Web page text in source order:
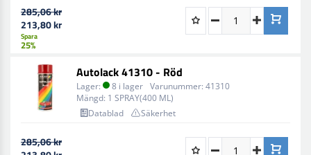
285,06 kr
213,80 kr
Spara
25%
Autolack 41310 - Röd
Lager: 8 i lager Varunummer: 41310
Mängd: 1 SPRAY(400 ML)
Datablad
Säkerhet
285,06 kr